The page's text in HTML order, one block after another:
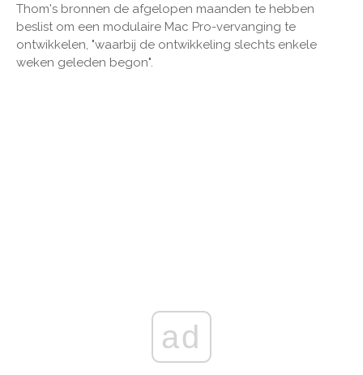
Thom's bronnen de afgelopen maanden te hebben
beslist om een ​​modulaire Mac Pro-vervanging te
ontwikkelen, "waarbij de ontwikkeling slechts enkele
weken geleden begon".
ad